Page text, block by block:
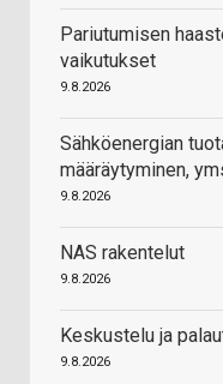
Pariutumisen
vaikutukset
9.8.2026
Sähköenergian
määräytyminen,
9.8.2026
NAS rakentelut
9.8.2026
Keskustelu ja
9.8.2026